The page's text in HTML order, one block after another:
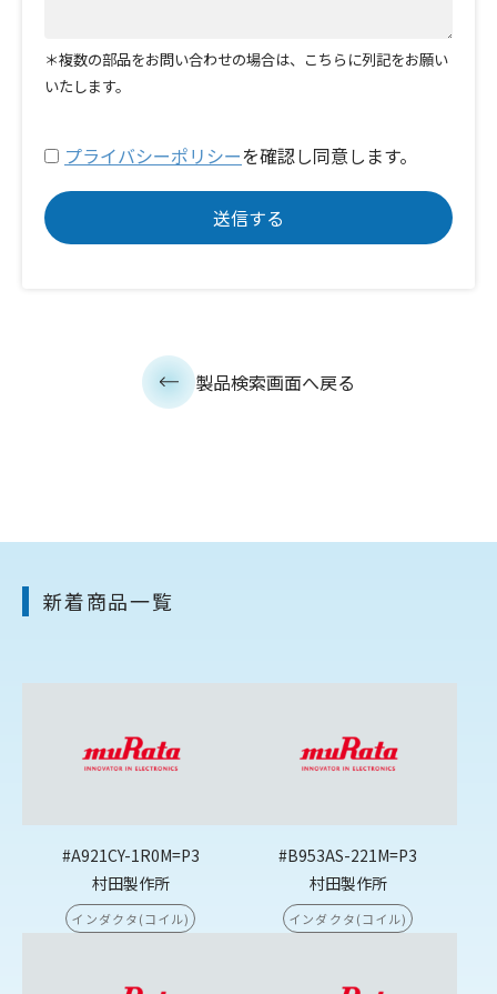
＊複数の部品をお問い合わせの場合は、こちらに列記をお願い
いたします。
プライバシーポリシーを確認し同意します。
製品検索画面へ戻る
新着商品一覧
#A921CY-1R0M=P3
村田製作所
インダクタ(コイル)
#B953AS-221M=P3
村田製作所
インダクタ(コイル)